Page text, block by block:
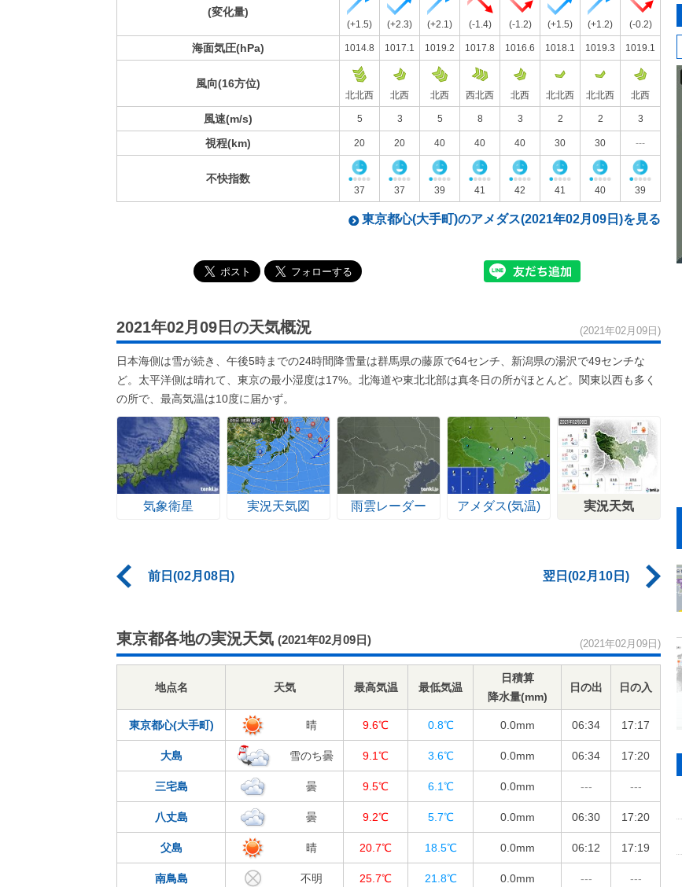
(変化量)
(+1.5) (+2.3) (+2.1) (-1.4) (-1.2) (+1.5) (+1.2) (-0.2)
海面気圧(hPa) 1014.8 1017.1 1019.2 1017.8 1016.6 1018.1 1019.3 1019.1
風向(16方位)
北北西 北西 北西 西北西 北西 北北西 北北西 北西
風速(m/s) 5 3 5 8 3 2 2 3
視程(km) 20 20 40 40 40 30 30 ---
不快指数
37 37 39 41 42 41 40 39
東京都心(大手町)のアメダス(2021年02月09日)を見る
2021年02月09日の天気概況 (2021年02月09日)
日本海側は雪が続き、午後5時までの24時間降雪量は群馬県の藤原で64センチ、新潟県の湯沢で49センチな
ど。太平洋側は晴れて、東京の最小湿度は17%。北海道や東北北部は真冬日の所がほとんど。関東以西も多く
の所で、最高気温は10度に届かず。
気象衛星 実況天気図 雨雲レーダー アメダス(気温) 実況天気
前日(02月08日) 翌日(02月10日)
東京都各地の実況天気 (2021年02月09日) (2021年02月09日)
地点名 天気 最高気温 最低気温
日積算
降水量(mm)
日の出 日の入
東京都心(大手町) 晴 9.6℃ 0.8℃ 0.0mm 06:34 17:17
大島 雪のち曇 9.1℃ 3.6℃ 0.0mm 06:34 17:20
三宅島 曇 9.5℃ 6.1℃ 0.0mm --- ---
八丈島 曇 9.2℃ 5.7℃ 0.0mm 06:30 17:20
父島 晴 20.7℃ 18.5℃ 0.0mm 06:12 17:19
南鳥島 不明 25.7℃ 21.8℃ 0.0mm --- ---